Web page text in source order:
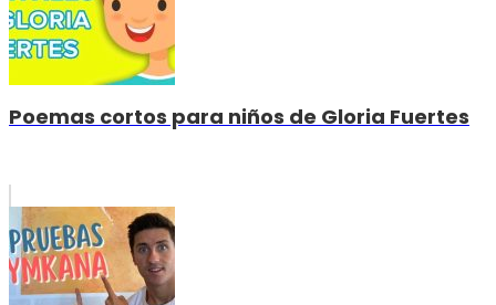
Poemas cortos para niños de Gloria Fuertes